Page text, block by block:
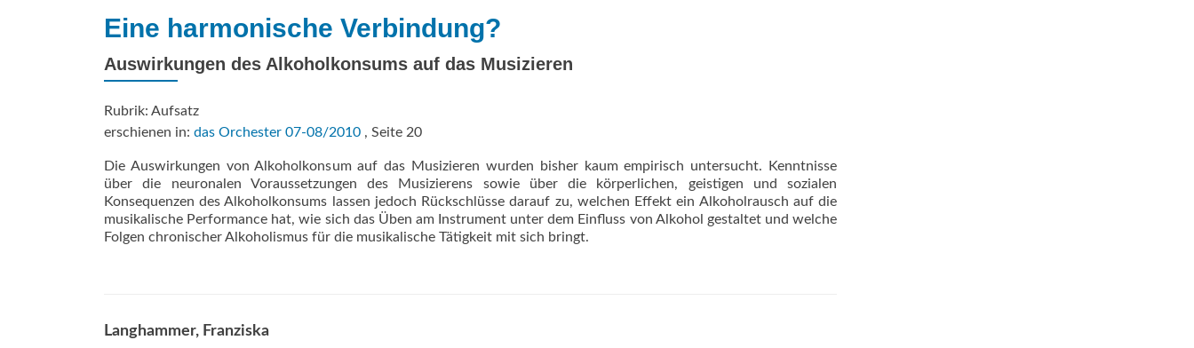
Eine harmonische Verbindung?
Auswirkungen des Alkoholkonsums auf das Musizieren
Rubrik: Aufsatz
erschienen in: das Orchester 07-08/2010 , Seite 20
Die Auswirkungen von Alkoholkonsum auf das Musizieren wurden bisher kaum empirisch untersucht. Kenntnisse
über die neuronalen Voraussetzungen des Musizierens sowie über die körperlichen, geistigen und sozialen
Konsequenzen des Alkoholkonsums lassen jedoch Rückschlüsse darauf zu, welchen Effekt ein Alkoholrausch auf die
musikalische Performance hat, wie sich das Üben am Instrument unter dem Einfluss von Alkohol gestaltet und welche
Folgen chronischer Alkoholismus für die musikalische Tätigkeit mit sich bringt.
Langhammer, Franziska